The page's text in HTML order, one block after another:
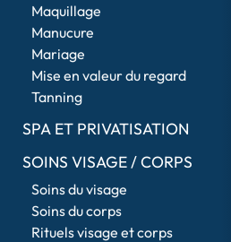
Maquillage
Manucure
Mariage
Mise en valeur du regard
Tanning
SPA ET PRIVATISATION
SOINS VISAGE / CORPS
Soins du visage
Soins du corps
Rituels visage et corps